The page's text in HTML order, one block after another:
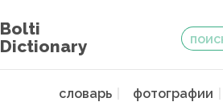
Bolti
Dictionary
словарь фотографии